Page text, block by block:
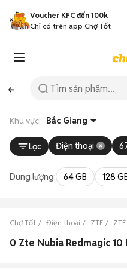
Voucher KFC đến 100k
Chỉ có trên app Chợ Tốt
Khu vực: Bắc Giang
Lọc Điện thoại
Dung lượng: 64 GB 128
Chợ Tốt Điện thoại ZTE
0 Zte Nubia Redmagic 10